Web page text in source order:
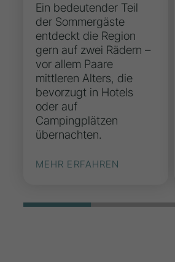
Ein bedeutender Teil
der Sommergäste
entdeckt die Region
gern auf zwei Rädern –
vor allem Paare
mittleren Alters, die
bevorzugt in Hotels
oder auf
Campingplätzen
übernachten.
MEHR ERFAHREN